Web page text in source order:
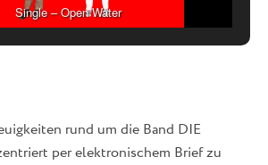
Single – Open Water
rund um die Band DIE
per elektronischem Brief zu